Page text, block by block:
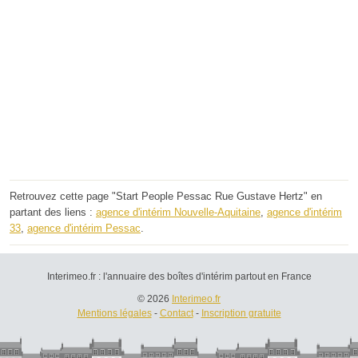
Retrouvez cette page "Start People Pessac Rue Gustave Hertz" en
partant des liens : agence d'intérim Nouvelle-Aquitaine, agence d'intérim
33, agence d'intérim Pessac.
Interimeo.fr : l'annuaire des boîtes d'intérim partout en France
© 2026 Interimeo.fr
Mentions légales- Contact- Inscription gratuite